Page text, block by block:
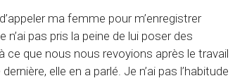
ma femme pour m’enregistrer
pas pris la peine de lui poser des
ce que nous nous revoyions après le travail
elle en a parlé. Je n’ai pas l’habitude